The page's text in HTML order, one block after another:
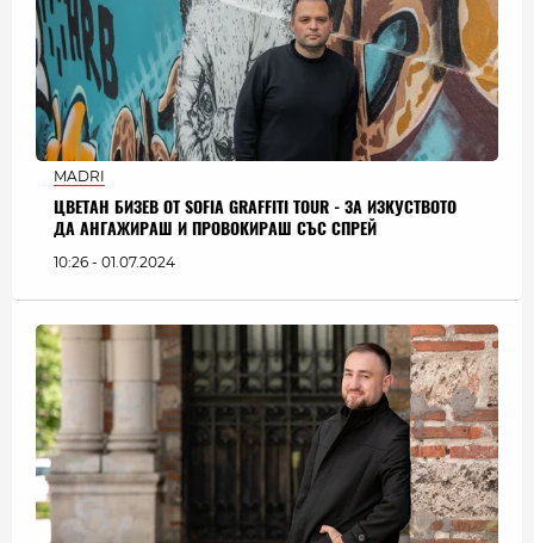
MADRI
ЦВЕТАН БИЗЕВ ОТ SOFIA GRAFFITI TOUR - ЗА ИЗКУСТВОТО
ДА АНГАЖИРАШ И ПРОВОКИРАШ СЪС СПРЕЙ
10:26 - 01.07.2024